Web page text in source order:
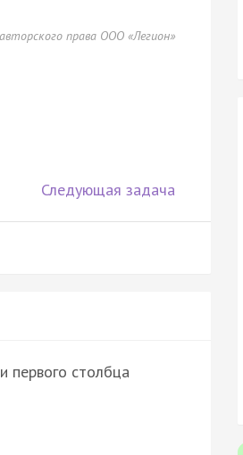
права ООО «Легион»
Следующая задача
первого столбца